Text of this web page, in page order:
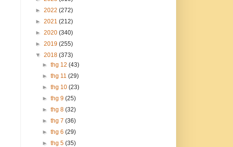
► 2022 (272)
► 2021 (212)
► 2020 (340)
► 2019 (255)
▼ 2018 (373)
►thg 12(43)
►thg 11(29)
►thg 10(23)
►thg 9(25)
►thg 8(32)
►thg 7(36)
►thg 6(29)
►thg 5(35)